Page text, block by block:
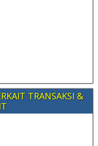
TRANSAKSI &